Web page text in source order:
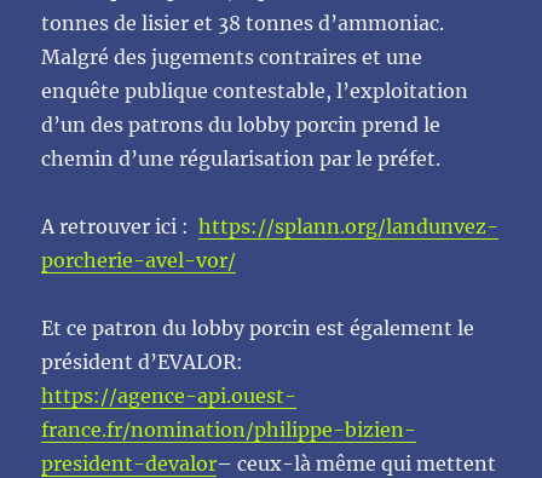
tonnes de lisier et 38 tonnes d’ammoniac.
Malgré des jugements contraires et une
enquête publique contestable, l’exploitation
d’un des patrons du lobby porcin prend le
chemin d’une régularisation par le préfet.
A retrouver ici :https://splann.org/landunvez-
porcherie-avel-vor/
Et ce patron du lobby porcin est également le
président d’EVALOR:
https://agence-api.ouest-
france.fr/nomination/philippe-bizien-
president-devalor– ceux-là même qui mettent